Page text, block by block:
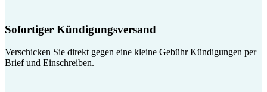
Sofortiger Kündigungsversand
Verschicken Sie direkt gegen eine kleine Gebühr Kündigungen per
Brief und Einschreiben.